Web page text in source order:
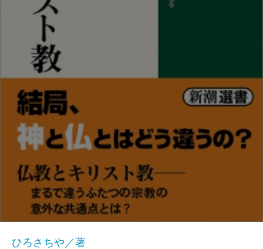
ひろさちや／著